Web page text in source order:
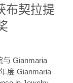
布契拉提
与 Gianmaria
度 Gianmaria